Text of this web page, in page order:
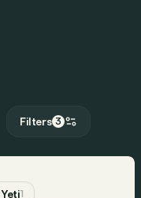
Filters 3
Yeti1